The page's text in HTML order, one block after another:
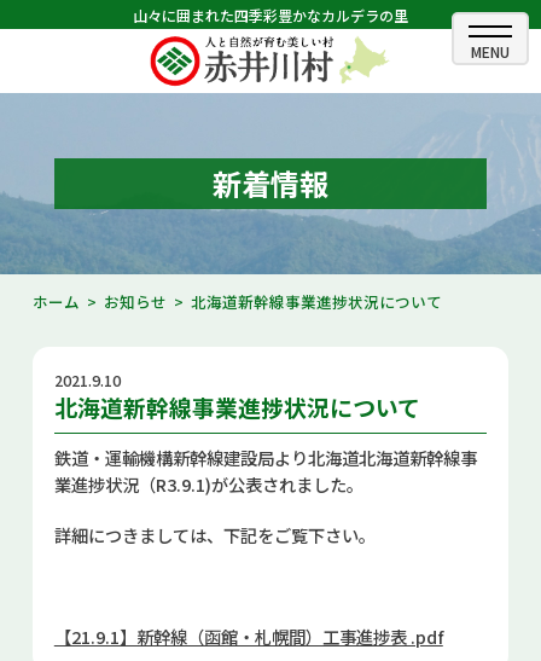
山々に囲まれた四季彩豊かなカルデラの里
ホーム
むらのできごと
むらのプロフィール
くらしの情報
ふるさと納税
観光・イベント情報
Select Language▼
新着情報
ホーム お知らせ 北海道新幹線事業進捗状況について
2021.9.10
北海道新幹線事業進捗状況について
鉄道・運輸機構新幹線建設局より北海道北海道新幹線事
業進捗状況（R3.9.1)が公表されました。
詳細につきましては、下記をご覧下さい。
【21.9.1】新幹線（函館・札幌間）工事進捗表 .pdf